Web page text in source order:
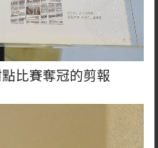
比賽奪冠的剪報